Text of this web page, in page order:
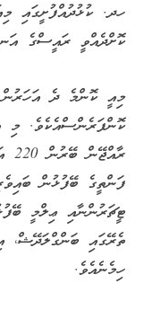
ހދ. ކުޅުދުއްފުށީގައި
ކޮށްދެއްވީ ރައީސްގެ
މިއީ ކޮންމެ ދެ
ކޮންފަރެންސްއެކެވެ. މި
ފަންތީގެ ބޭފުޅުން
ޓީޗަރުންނާއި ޢިލްމީ
ތެރޭގައި ބަންގްލަދޭޝް،
ހިމެނެއެވެ.